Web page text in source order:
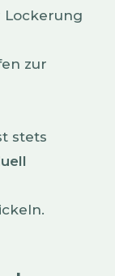
Lockerung
zur
stets